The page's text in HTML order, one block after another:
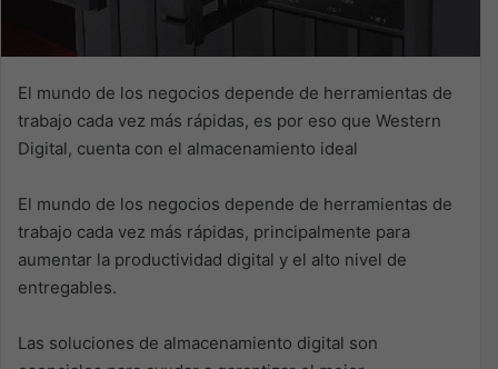
El mundo de los negocios depende de herramientas de
trabajo cada vez más rápidas, es por eso que Western
Digital, cuenta con el almacenamiento ideal
El mundo de los negocios depende de herramientas de
trabajo cada vez más rápidas, principalmente para
aumentar la productividad digital y el alto nivel de
entregables.
Las soluciones de almacenamiento digital son